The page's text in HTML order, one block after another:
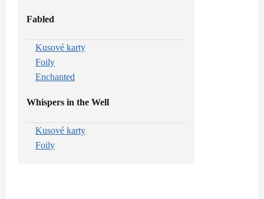
Fabled
Kusové karty
Foily
Enchanted
Whispers in the Well
Kusové karty
Foily